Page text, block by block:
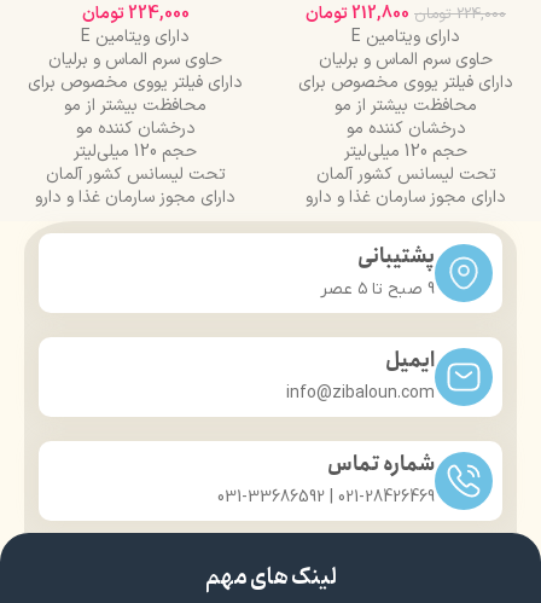
224,000 تومان 212,800تومان
دارای ویتامین E
حاوی سرم الماس و برلیان
دارای فیلتر یووی مخصوص برای
محافظت بیشتر از مو
درخشان کننده مو
حجم 120 میلی‌لیتر
تحت لیسانس کشور آلمان
دارای مجوز سارمان غذا و دارو
224,000 تومان
دارای ویتامین E
حاوی سرم الماس و برلیان
دارای فیلتر یووی مخصوص برای
محافظت بیشتر از مو
درخشان کننده مو
حجم 120 میلی‌لیتر
تحت لیسانس کشور آلمان
دارای مجوز سارمان غذا و دارو
پشتیبانی
9 صبح تا ۵ عصر
ایمیل
info@zibaloun.com
شماره تماس
021-28426469 | 031-33686592
لینک های مهم